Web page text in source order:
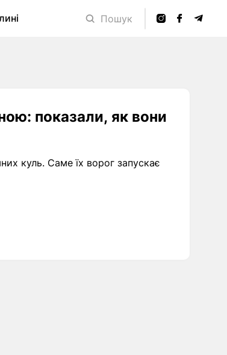
Пошук
показали, як вони
куль. Саме їх ворог запускає